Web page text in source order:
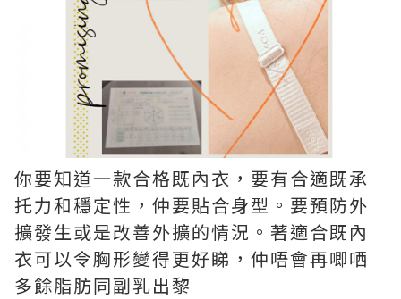
你要知道一款合格既內衣，要有合適既承
托力和穩定性，仲要貼合身型。要預防外
擴發生或是改善外擴的情況。著適合既內
衣可以令胸形變得更好睇，仲唔會再唧哂
多餘脂肪同副乳出黎